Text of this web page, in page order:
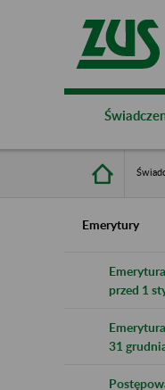
Emerytury
przed 1
31